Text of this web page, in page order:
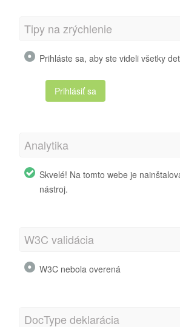
Tipy na zrýchlenie
Prihláste sa, aby ste videli všetky
Prihlásiť sa
Analytika
Skvelé! Na tomto webe je
nástroj.
W3C validácia
W3C nebola overená
DocType deklarácia